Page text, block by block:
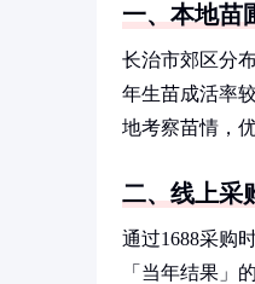
一、本地苗
长治市郊区分
年生苗成活率
地考察苗情，
二、线上采
通过1688采购
「当年结果」